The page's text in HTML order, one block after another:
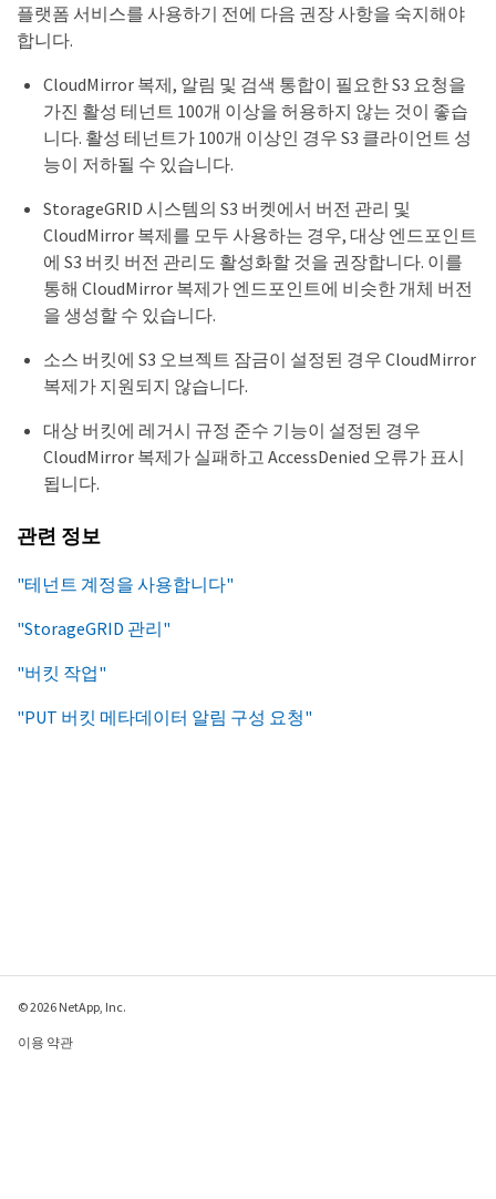
플랫폼 서비스를 사용하기 전에 다음 권장 사항을 숙지해야
합니다.
CloudMirror 복제, 알림 및 검색 통합이 필요한 S3 요청을
가진 활성 테넌트 100개 이상을 허용하지 않는 것이 좋습
니다. 활성 테넌트가 100개 이상인 경우 S3 클라이언트 성
능이 저하될 수 있습니다.
StorageGRID 시스템의 S3 버켓에서 버전 관리 및
CloudMirror 복제를 모두 사용하는 경우, 대상 엔드포인트
에 S3 버킷 버전 관리도 활성화할 것을 권장합니다. 이를
통해 CloudMirror 복제가 엔드포인트에 비슷한 개체 버전
을 생성할 수 있습니다.
소스 버킷에 S3 오브젝트 잠금이 설정된 경우 CloudMirror
복제가 지원되지 않습니다.
대상 버킷에 레거시 규정 준수 기능이 설정된 경우
CloudMirror 복제가 실패하고 AccessDenied 오류가 표시
됩니다.
관련 정보
"테넌트 계정을 사용합니다"
"StorageGRID 관리"
"버킷 작업"
"PUT 버킷 메타데이터 알림 구성 요청"
© 2026 NetApp, Inc.
이용 약관